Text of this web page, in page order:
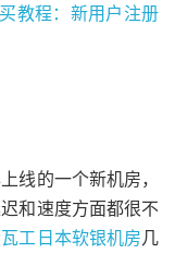
教程：新用户注册
线的一个新机房，
和速度方面都很不
工 日本软银机房几